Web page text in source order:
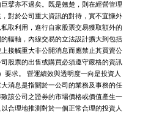
擘亦不過矣。既是翹楚，則在經營管理
，對於公司重大資訊的對待，實不宜慷外
取利用，進行自家股票交易獲取額外的
輻軸，內線交易的立法設計擴大到包括
接觸重大非公開消息而應禁止其買賣公
股票的出售或購買必須遵守嚴格的資訊
要求。 營運績效與透明度一向是投資人
消息是指關於一公司的業務及事務的任
該公司之證券的市場價格或價值產生一
合理地推測對於一個正常合理的投資人